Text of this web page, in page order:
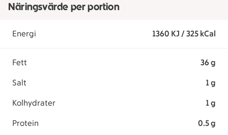
Näringsvärde per portion
Energi 1360 KJ / 325 kCal
Fett 36 g
Salt 1 g
Kolhydrater 1 g
Protein 0.5 g